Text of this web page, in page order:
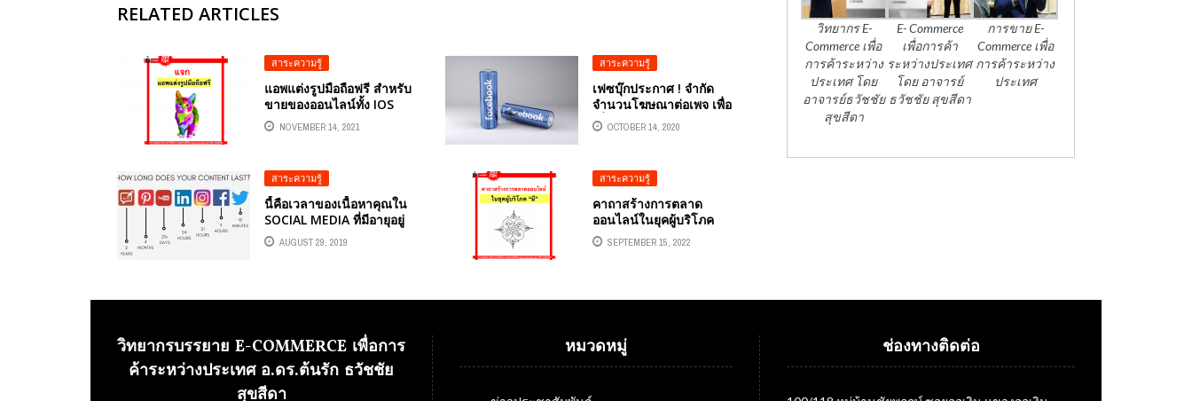
RELATED ARTICLES
สาระความรู้
แอพแต่งรูปมือถือฟรี สำหรับ
ขายของออนไลน์ทั้ง IOS
และ ANDROID แค่มือถือ
เครื่องเดียว
NOVEMBER 14, 2021
สาระความรู้
เฟซบุ๊กประกาศ ! จำกัด
จำนวนโฆษณาต่อเพจ เพื่อ
เพิ่มประสิทธิภาพ
OCTOBER 14, 2020
สาระความรู้
นี้คือเวลาของเนื้อหาคุณใน
SOCIAL MEDIA ที่มีอายุอยู่
บนโลกออนไลน์
AUGUST 29, 2019
สาระความรู้
คาถาสร้างการตลาด
ออนไลน์ในยุคผู้บริโภค
เหมือนผี “ผี” คืออากาศ
SEPTEMBER 15, 2022
วิทยากร E-
Commerce เพื่อ
การค้าระหว่าง
ประเทศ โดย
อาจารย์ธวัชชัย
สุขสีดา
E- Commerce
เพื่อการค้า
ระหว่างประเทศ
โดย อาจารย์
ธวัชชัย สุขสีดา
การขาย E-
Commerce เพื่อ
การค้าระหว่าง
ประเทศ
วิทยากรบรรยาย E-COMMERCE เพื่อการ
ค้าระหว่างประเทศ อ.ดร.ต้นรัก ธวัชชัย
สุขสีดา
หมวดหมู่ ช่องทางติดต่อ